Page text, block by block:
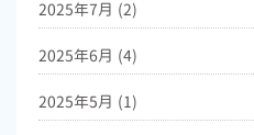
2025年7月 (2)
2025年6月 (4)
2025年5月 (1)